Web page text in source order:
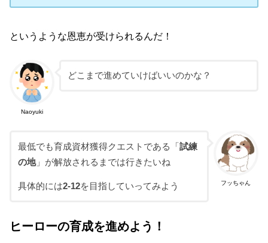
というような恩恵が受けられるんだ！
Naoyuki
どこまで進めていけばいいのかな？
フッちゃん
最低でも育成資材獲得クエストである「試練
の地」が解放されるまでは行きたいね
具体的には2-12を目指していってみよう
ヒーローの育成を進めよう！